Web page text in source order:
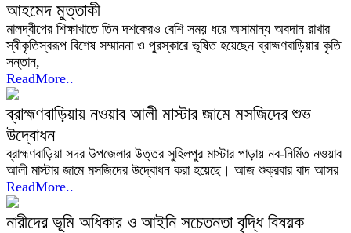
আহমেদ মুত্তাকী
মালদ্বীপের শিক্ষাখাতে তিন দশকেরও বেশি সময় ধরে অসামান্য অবদান রাখার
স্বীকৃতিস্বরূপ বিশেষ সম্মাননা ও পুরস্কারে ভূষিত হয়েছেন ব্রাহ্মণবাড়িয়ার কৃতি
সন্তান,
ReadMore..
ব্রাহ্মণবাড়িয়ায় নওয়াব আলী মাস্টার জামে মসজিদের শুভ
উদ্বোধন
ব্রাহ্মণবাড়িয়া সদর উপজেলার উত্তর সুহিলপুর মাস্টার পাড়ায় নব-নির্মিত নওয়াব
আলী মাস্টার জামে মসজিদের উদ্বোধন করা হয়েছে। আজ শুক্রবার বাদ আসর
ReadMore..
নারীদের ভূমি অধিকার ও আইনি সচেতনতা বৃদ্ধি বিষয়ক